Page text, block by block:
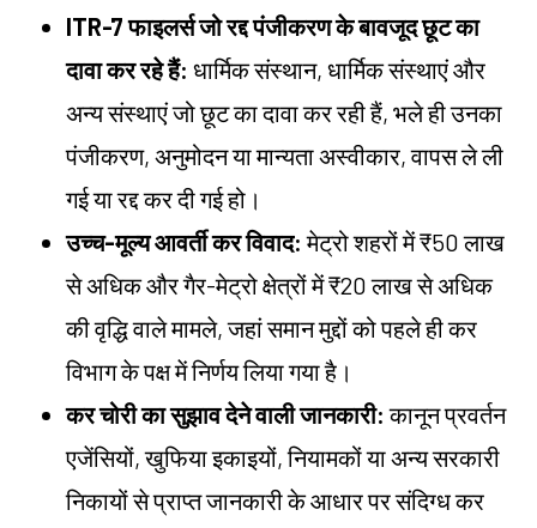
ITR-7 फाइलर्स जो रद्द पंजीकरण के बावजूद छूट का
दावा कर रहे हैं: धार्मिक संस्थान, धार्मिक संस्थाएं और
अन्य संस्थाएं जो छूट का दावा कर रही हैं, भले ही उनका
पंजीकरण, अनुमोदन या मान्यता अस्वीकार, वापस ले ली
गई या रद्द कर दी गई हो।
उच्च-मूल्य आवर्ती कर विवाद: मेट्रो शहरों में ₹50 लाख
से अधिक और गैर-मेट्रो क्षेत्रों में ₹20 लाख से अधिक
की वृद्धि वाले मामले, जहां समान मुद्दों को पहले ही कर
विभाग के पक्ष में निर्णय लिया गया है।
कर चोरी का सुझाव देने वाली जानकारी: कानून प्रवर्तन
एजेंसियों, खुफिया इकाइयों, नियामकों या अन्य सरकारी
निकायों से प्राप्त जानकारी के आधार पर संदिग्ध कर